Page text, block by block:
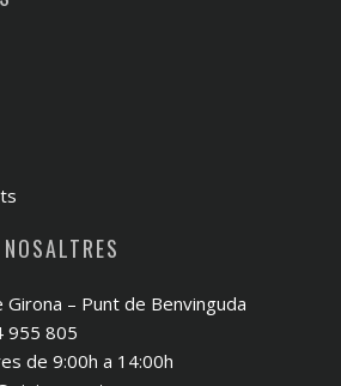
Girona – Punt de Benvinguda
955 805
de 9:00h a 14:00h